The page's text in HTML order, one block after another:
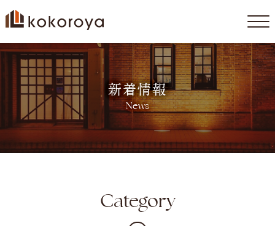
コ
ス
キ
ッ
新着情報
News
Category